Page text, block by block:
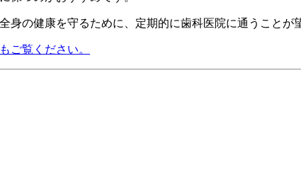
身の健康を守るために、定期的に歯科医院に通うことが
ご覧ください。